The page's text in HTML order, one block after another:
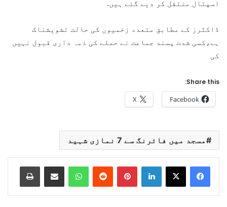
اسپتال منتقل کر دیے گئے ہیں.
ڈاکٹرز کے مطابق متعدد زخمیوں کی حالت تشویشناک
ہے،کسی شدت پسند جماعت نے حملے کی ذمہ داری قبول نہیں
کی
Share this:
Facebook
X
مسجد میں فائرنگ سے 7 نمازی شہید